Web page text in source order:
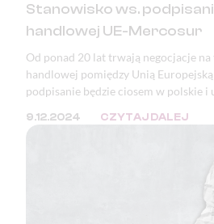
Stanowisko ws.
handlowej UE-Mercosur
Od ponad 20 lat trwają negocjacje
handlowej pomiędzy Unią
podpisanie będzie ciosem w polskie
względem ekologicznym,
9.12.2024 CZYTAJ DALEJ